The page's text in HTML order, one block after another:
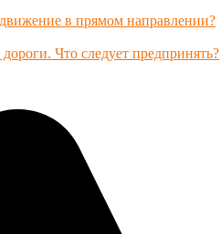
в прямом направлении?
Что следует предпринять?